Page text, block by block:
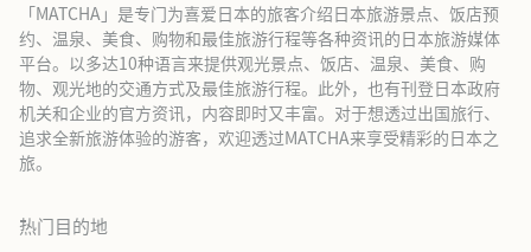
「MATCHA」是专门为喜爱日本的旅客介绍日本旅游景点、饭店预
约、温泉、美食、购物和最佳旅游行程等各种资讯的日本旅游媒体
平台。以多达10种语言来提供观光景点、饭店、温泉、美食、购
物、观光地的交通方式及最佳旅游行程。此外，也有刊登日本政府
机关和企业的官方资讯，内容即时又丰富。对于想透过出国旅行、
追求全新旅游体验的游客，欢迎透过MATCHA来享受精彩的日本之
旅。
热门目的地